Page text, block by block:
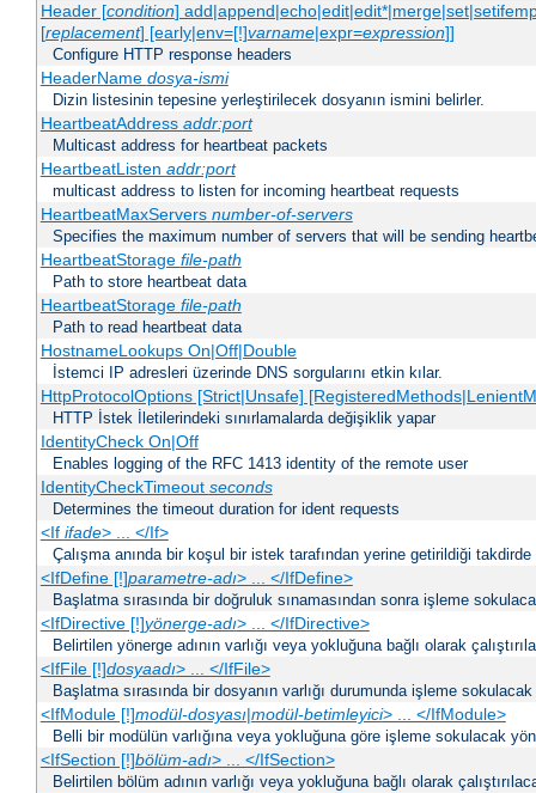
Header [condition]
[replacement] [early|env=[!]varname|expr=expression]]
Configure HTTP response headers
HeaderName dosya-ismi
Dizin listesinin tepesine yerleştirilecek dosyanın ismini belirler.
HeartbeatAddress addr:port
Multicast address for heartbeat packets
HeartbeatListen addr:port
multicast address to listen for incoming heartbeat requests
HeartbeatMaxServers number-of-servers
Specifies the maximum number of servers that will be sending
HeartbeatStorage file-path
Path to store heartbeat data
HeartbeatStorage file-path
Path to read heartbeat data
HostnameLookups On|Off|Double
İstemci IP adresleri üzerinde DNS sorgularını etkin kılar.
HttpProtocolOptions [Strict|Unsafe]
HTTP İstek İletilerindeki sınırlamalarda değişiklik yapar
IdentityCheck On|Off
Enables logging of the RFC 1413 identity of the remote user
IdentityCheckTimeout seconds
Determines the timeout duration for ident requests
<If ifade> ... </If>
Çalışma anında bir koşul bir istek tarafından yerine getirildiği takdirde
<IfDefine [!]parametre-adı> ... </IfDefine>
Başlatma sırasında bir doğruluk sınamasından sonra işleme
<IfDirective [!]yönerge-adı> ... </IfDirective>
Belirtilen yönerge adının varlığı veya yokluğuna bağlı olarak
<IfFile [!]dosyaadı> ... </IfFile>
Başlatma sırasında bir dosyanın varlığı durumunda işleme
<IfModule [!]modül-dosyası|modül-betimleyici> ... </IfModule>
Belli bir modülün varlığına veya yokluğuna göre işleme sokulacak
<IfSection [!]bölüm-adı> ... </IfSection>
Belirtilen bölüm adının varlığı veya yokluğuna bağlı olarak